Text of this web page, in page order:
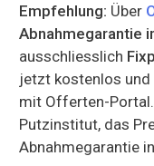
Empfehlung: Über
Abnahmegarantie
ausschliesslich
jetzt kostenlos und
mit Offerten-
Putzinstitut, das
Abnahmegarantie